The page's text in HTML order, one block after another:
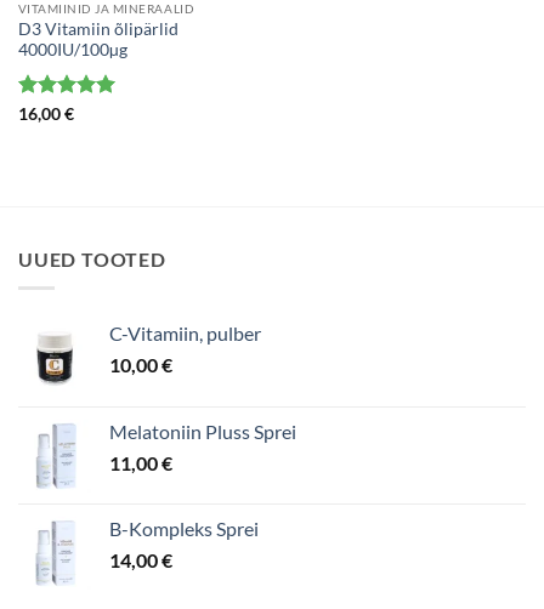
VITAMIINID JA MINERAALID
D3 Vitamiin õlipärlid
4000IU/100µg
Hinnanguga
16,00€
UUED TOOTED
C-Vitamiin, pulber
10,00€
Melatoniin Pluss Sprei
11,00€
B-Kompleks Sprei
14,00€